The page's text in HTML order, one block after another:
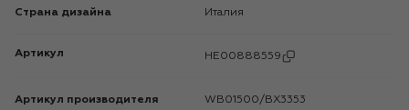
Страна дизайна Италия
Артикул HE00888559
Артикул производителя WB01500/BX3353